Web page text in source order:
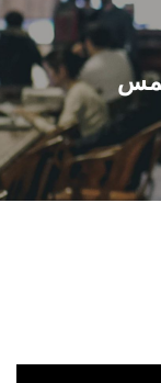
عن الجامعة
القطاعـات
الشئون الأكاديمية
البحث العلمي